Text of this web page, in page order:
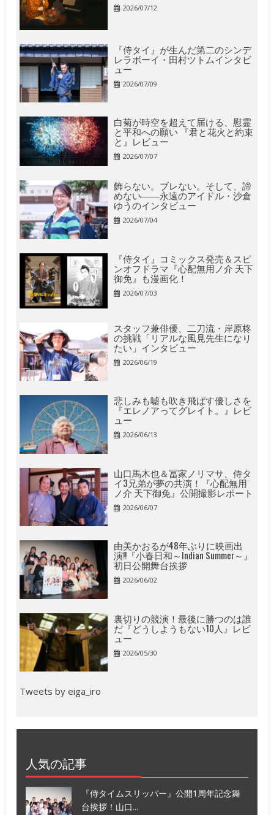
2026/07/12
『侍タイ』が生んだ第二のシンデ
レラボーイ・田村ツトムインタビ
ュー
2026/07/09
白菊が時空を超えて届ける、慰霊
と平和への願い 『君と花火と約束
と』レビュー
2026/07/07
飾らない。ブレない。そして、諦
めない――永遠のアイドル・沙倉
ゆうのインタビュー
2026/07/04
『侍タイ』コミックス発売＆スピ
ンオフドラマ『心配無用ノ介 天下
御免』も漫画化！
2026/07/03
スタッフ兼俳優、二刀流・岸原柊
の挑戦「リアルな風見先生になり
たい」インタビュー
2026/06/19
悲しみも嘘も吹き飛ばす優しさを
『エレノアってグレイト。』レビ
ュー
2026/06/13
山口馬木也＆冨家ノリマサ、侍タ
イ3兄弟が夢の共演！『心配無用
ノ介 天下御免』公開撮影レポート
2026/06/07
由美かおるが48年ぶりに映画出
演!!『小春日和～Indian Summer～』
初日公開舞台挨拶
2026/06/02
裏切りの競演！最後に勝つのは誰
だ『どうしようもない10人』レビ
ュー
2026/05/30
Tweets by eiga_iro
人気の記事
『侍タイムスリッパー』公開1周年記念舞
台挨拶！山口...